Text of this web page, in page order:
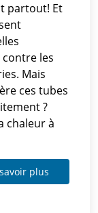
partout! Et
les
Mais
ces tubes
?
chaleur à
plus